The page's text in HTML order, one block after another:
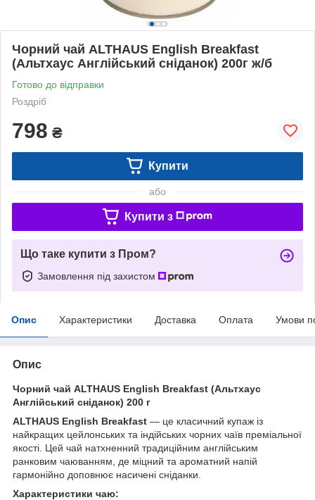
Чорний чай ALTHAUS English Breakfast
(Альтхаус Англійський сніданок) 200г ж/б
Готово до відправки
Роздріб
798 ₴
Купити
або
Купити з
Що таке купити з Пром?
Замовлення під захистом
Опис Характеристики Доставка Оплата Умови
Опис
Чорний чай ALTHAUS English Breakfast (Альтхаус
Англійський сніданок) 200 г
ALTHAUS English Breakfast — це класичний купаж із
найкращих цейлонських та індійських чорних чаїв преміальної
якості. Цей чай натхненний традиційним англійським
ранковим чаюванням, де міцний та ароматний напій
гармонійно доповнює насичені сніданки.
Характеристики чаю: